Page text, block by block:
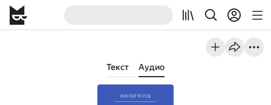
Текст Аудио